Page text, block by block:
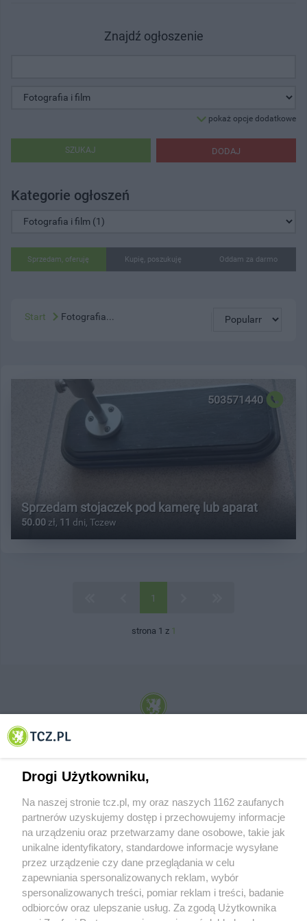
Znajdź ogłoszenie
pokaż opcje dodatkowe
DODAJ
SZUKAJ
Kategorie ogłoszeń
Sprzedam, oferuję Kupię, poszukuję Oddam za darmo
Start Fotografia...
503571440
Sprzedam stojaczek pod kamerę lub aparat
50.00 zł, 11 dni, Tczew
1
strona 1 z 1
© 2001-2026 Tczew - TCZ.PL Sp. z o.o. Internetowy Serwis Informacyjny Miasta
O FIRMIE POLITYKA PRYWATNOŚCI HOSTING
REKLAMA WSPÓŁPRACA RSS FACEBOOK KONTAKT
Drogi Użytkowniku,
Na naszej stronie tcz.pl, my oraz naszych 1162 zaufanych
partnerów uzyskujemy dostęp i przechowujemy informacje
na urządzeniu oraz przetwarzamy dane osobowe, takie jak
unikalne identyfikatory, standardowe informacje wysyłane
przez urządzenie czy dane przeglądania w celu
zapewniania spersonalizowanych reklam, wybór
spersonalizowanych treści, pomiar reklam i treści, badanie
odbiorców oraz ulepszanie usług. Za zgodą Użytkownika